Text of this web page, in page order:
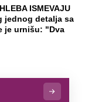
ISMEVAJU
jednog detalja sa
je urnišu: "Dva